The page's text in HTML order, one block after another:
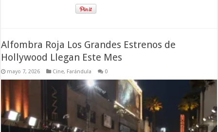
Alfombra Roja Los Grandes Estrenos de
Hollywood Llegan Este Mes
mayo 7, 2026 Cine, Farándula 0